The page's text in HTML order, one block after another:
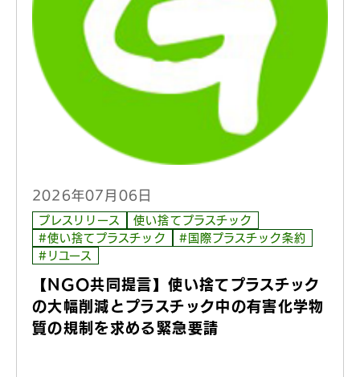
2026年07月06日
プレスリリース
使い捨てプラスチック
#使い捨てプラスチック
#国際プラスチック条約
#リユース
【NGO共同提言】使い捨てプラスチック
の大幅削減とプラスチック中の有害化学物
質の規制を求める緊急要請